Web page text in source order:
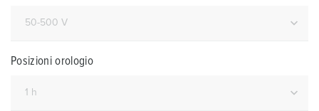
Posizioni orologio